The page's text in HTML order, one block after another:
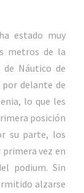
estado muy
metros de la
Náutico de
por delante de
lo que les
posición
su parte, los
primera vez en
podium. Sin
alzarse